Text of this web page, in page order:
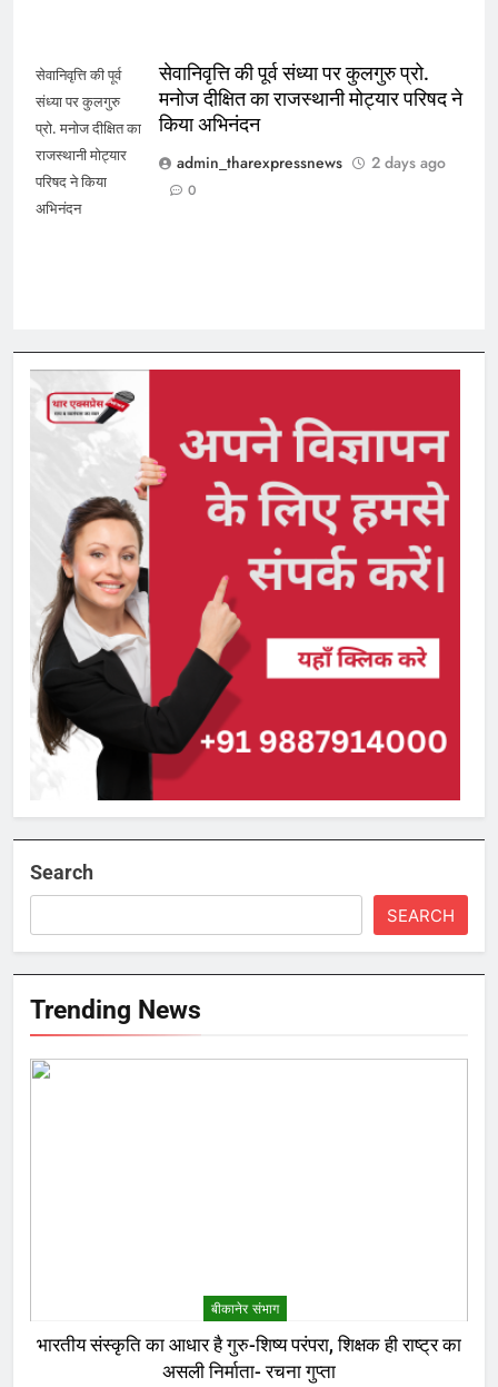
सेवानिवृत्ति की पूर्व
संध्या पर कुलगुरु
प्रो. मनोज दीक्षित का
राजस्थानी मोट्यार
परिषद ने किया
अभिनंदन
सेवानिवृत्ति की पूर्व संध्या पर कुलगुरु प्रो.
मनोज दीक्षित का राजस्थानी मोट्यार परिषद ने
किया अभिनंदन
admin_tharexpressnews
2 days ago
0
Search
SEARCH
Trending News
बीकानेर संभाग
भारतीय संस्कृति का आधार है गुरु-शिष्य परंपरा, शिक्षक ही राष्ट्र का
असली निर्माता- रचना गुप्ता